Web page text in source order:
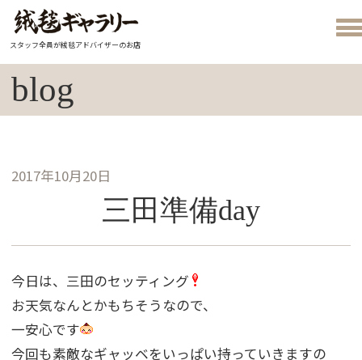
スタッフ全員が絨毯アドバイザーのお店
blog
2017年10月20日
三田準備day
今日は、三田のセッティング
お天気なんとかもちそうなので、
一安心です
今回も素敵なギャッベをいっぱい持っていきますの